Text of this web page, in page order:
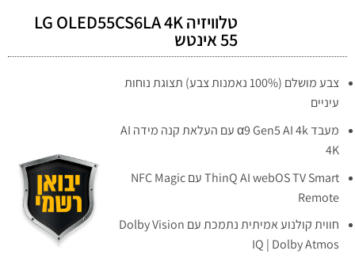
טלוויזיה LG OLED55CS6LA 4K
‏55 ‏אינטש
צבע מושלם (100% נאמנות צבע) תצוגת נוחות
עיניים
מעבד α9 Gen5 AI 4k עם העלאת קנה מידה AI
4K
ThinQ AI webOS TV Smart עם NFC Magic
Remote
חווית קולנוע אמיתית נתמכת עם Dolby Vision
IQ | Dolby Atmos